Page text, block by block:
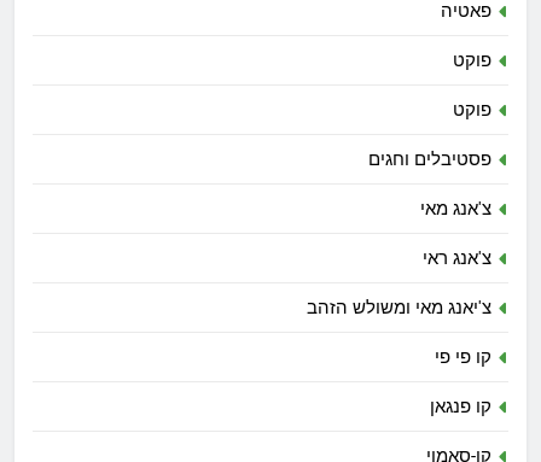
פאטיה
פוקט
פוקט
פסטיבלים וחגים
צ'אנג מאי
צ'אנג ראי
צ'יאנג מאי ומשולש הזהב
קו פי פי
קו פנגאן
קו-סאמוי